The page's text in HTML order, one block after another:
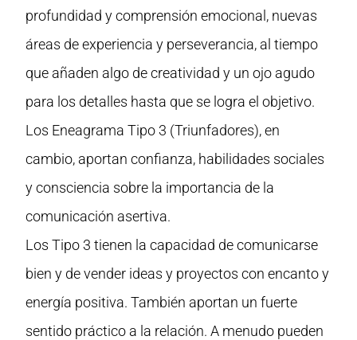
profundidad y comprensión emocional, nuevas
áreas de experiencia y perseverancia, al tiempo
que añaden algo de creatividad y un ojo agudo
para los detalles hasta que se logra el objetivo.
Los Eneagrama Tipo 3 (Triunfadores), en
cambio, aportan confianza, habilidades sociales
y consciencia sobre la importancia de la
comunicación asertiva.
Los Tipo 3 tienen la capacidad de comunicarse
bien y de vender ideas y proyectos con encanto y
energía positiva. También aportan un fuerte
sentido práctico a la relación. A menudo pueden